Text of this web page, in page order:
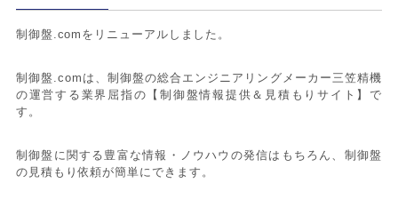
制御盤.comをリニューアルしました。
制御盤.comは、制御盤の総合エンジニアリングメーカー三笠精機
の運営する業界屈指の【制御盤情報提供＆見積もりサイト】で
す。
制御盤に関する豊富な情報・ノウハウの発信はもちろん、制御盤
の見積もり依頼が簡単にできます。